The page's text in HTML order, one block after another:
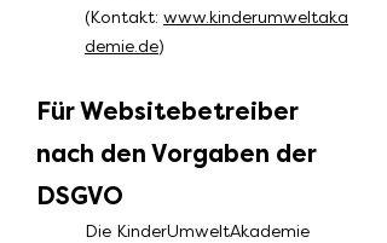
(Kontakt: www.kinderumweltaka
demie.de)
Für Websitebetreiber
nach den Vorgaben der
DSGVO
Die KinderUmweltAkademie